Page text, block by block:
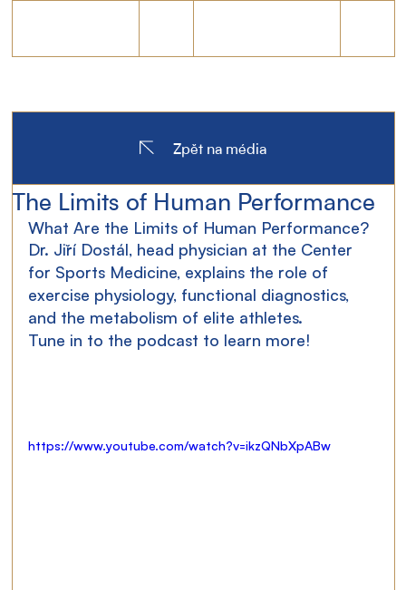
The Limits of Human Performance
What Are the Limits of Human Performance?
Dr. Jiří Dostál, head physician at the Center
for Sports Medicine, explains the role of
exercise physiology, functional diagnostics,
and the metabolism of elite athletes.
Tune in to the podcast to learn more!
https://www.youtube.com/watch?v=ikzQNbXpABw
Zpět na média